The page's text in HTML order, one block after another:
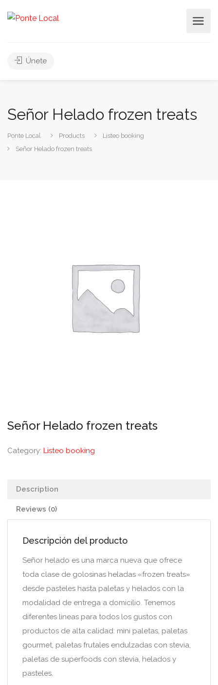
Únete
Señor Helado frozen treats
Ponte Local Products
Listeo booking
Señor Helado frozen treats
Señor Helado frozen treats
Category: Listeo booking
Description
Reviews (0)
Descripción del producto
Señor helado es una marca nueva que ofrece
toda clase de golosinas heladas «frozen treats»
desde pasteles hasta paletas y helados con la
modalidad de entrega a domicilio. Tenemos
diferentes lineas para todos los gustos con
productos de alta calidad: mini paletas, paletas
gourmet, paletas frutales endulzadas con stevia,
paletas de superfoods con stevia, helados y
pasteles.